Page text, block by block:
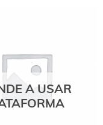
A USAR